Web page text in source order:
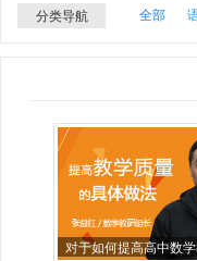
分类导航 全部
对于如何提高高中数